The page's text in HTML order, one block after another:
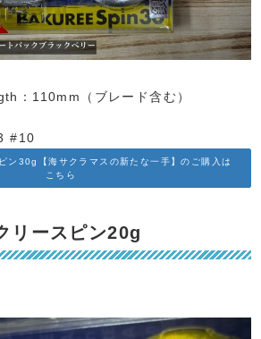
：110mm（ブレード含む）
#10
ン30g【海サクラマスの新たな一手】のご購入は
こちら
リースピン20g